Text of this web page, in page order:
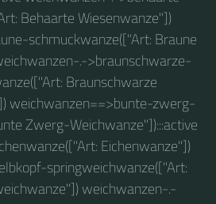
Behaarte Wiesenwanze"])
schmuckwanze(["Art: Braune
.->braunschwarze-
Braunschwarze
weichwanzen==>bunte-zwerg-
Zwerg-Weichwanze"]):::active
Eichenwanze"])
springweichwanze(["Art:
weichwanzen-.-